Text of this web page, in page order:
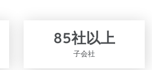
85社以上
子会社